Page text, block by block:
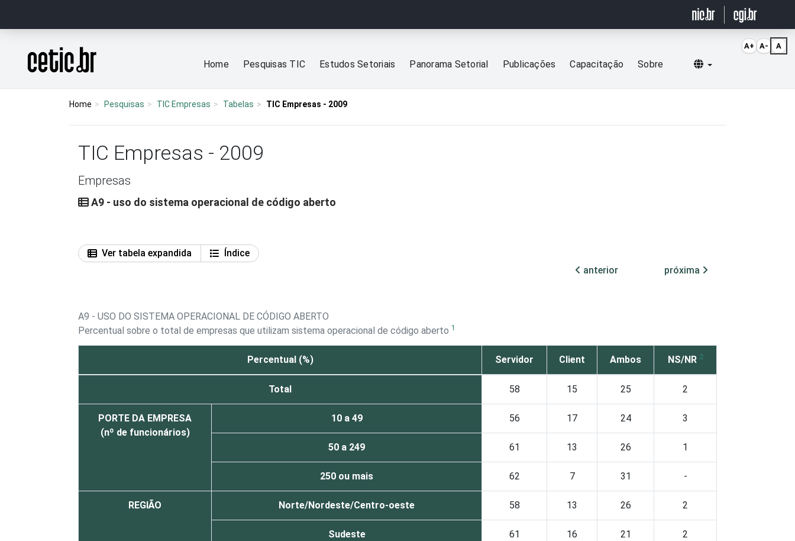
Página inicial
Home Pesquisas TIC Estudos Setoriais Panorama Setorial Publicações Capacitação Sobre Selecionar idioma
Home Pesquisas TIC Empresas Tabelas TIC Empresas - 2009
TIC Empresas - 2009
Empresas
A9 - uso do sistema operacional de código aberto
Ver tabela expandida
Índice
anterior
próxima
A9 - USO DO SISTEMA OPERACIONAL DE CÓDIGO ABERTO
Percentual sobre o total de empresas que utilizam sistema operacional de código aberto 1
Percentual (%) Servidor Client Ambos NS/NR 2
Total 58 15 25 2
PORTE DA EMPRESA
(nº de funcionários)
10 a 49 56 17 24 3
50 a 249 61 13 26 1
250 ou mais 62 7 31 -
REGIÃO Norte/Nordeste/Centro-oeste 58 13 26 2
Sudeste 61 16 21 2
A+ A- A